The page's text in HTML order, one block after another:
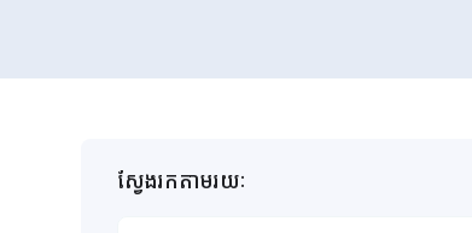
ស្វែងរកតាមរយៈ